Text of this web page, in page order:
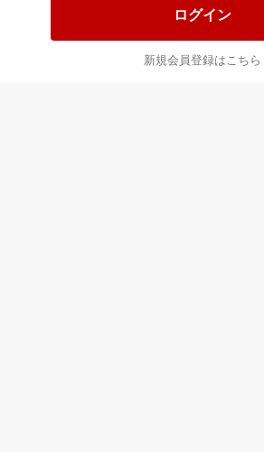
ログイン
新規会員登録はこちら
楽天ショッピングサービスご利用規約